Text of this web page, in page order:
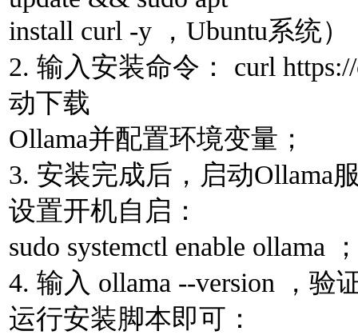
install curl -y ，Ubuntu系统）
2. 输⼊安装命令： curl
动下载
Ollama并配置环境变量；
3. 安装完成后，启动Ollama
设置开机⾃启：
sudo systemctl enable ollama
4. 输⼊ ollama --version ，验
运⾏安装脚本即可：